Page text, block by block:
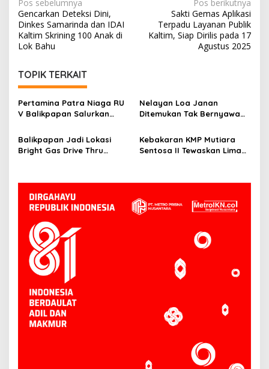
Navigasi
pos
Pos sebelumnya
Gencarkan Deteksi Dini,
Dinkes Samarinda dan IDAI
Kaltim Skrining 100 Anak di
Lok Bahu
Pos berikutnya
Sakti Gemas Aplikasi
Terpadu Layanan Publik
Kaltim, Siap Dirilis pada 17
Agustus 2025
TOPIK TERKAIT
Pertamina Patra Niaga RU
V Balikpapan Salurkan
Anak Ring-1 Kilang
Nelayan Loa Janan
Ditemukan Tak Bernyawa
Kejadian di Sungai
Mahakam
Balikpapan Jadi Lokasi
Bright Gas Drive Thru
Kebakaran KMP Mutiara
Sentosa II Tewaskan Lima